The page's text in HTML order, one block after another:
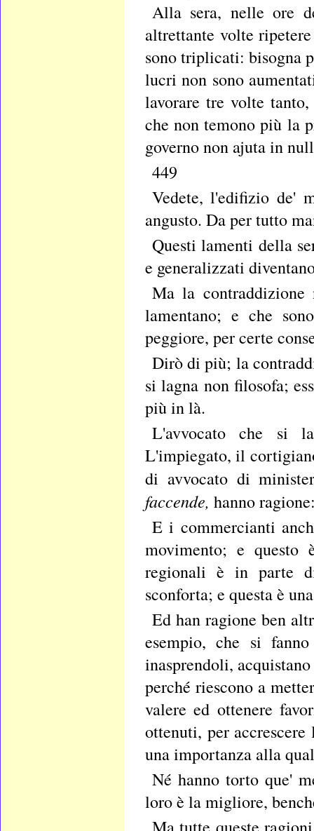
Alla sera, nelle ore
altrettante volte
sono triplicati: bisogna
lucri non sono
lavorare tre volte
che non temono più la
governo non ajuta in
449
Vedete, l'edifizio de'
angusto. Da per tutto
Questi lamenti della
e generalizzati
Ma la contraddizione
lamentano; e che
peggiore, per certe
Dirò di più; la
si lagna non filosofa;
più in là.
L'avvocato che si
L'impiegato, il
di avvocato di
faccende, hanno
E i commercianti
movimento; e questo
regionali è in parte
sconforta; e questa è
Ed han ragione ben
esempio, che si
inasprendoli,
perché riescono a
valere ed ottenere
ottenuti, per
una importanza alla
Né hanno torto que'
loro è la migliore,